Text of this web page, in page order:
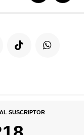
SUSCRIPTOR